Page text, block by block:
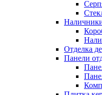
Отделка
Панели